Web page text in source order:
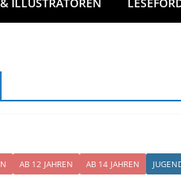
AB 12 JAHREN AB 14 JAHREN